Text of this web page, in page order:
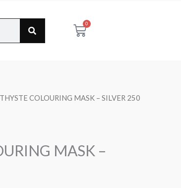
0
Cart
COLOURING MASK – SILVER 250
MASK –